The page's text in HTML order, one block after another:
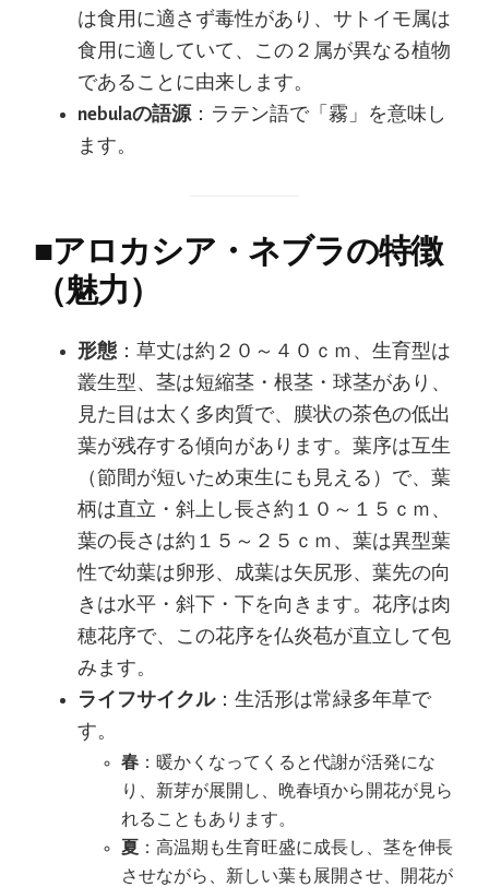
は食用に適さず毒性があり、サトイモ属は
食用に適していて、この２属が異なる植物
であることに由来します。
nebulaの語源：ラテン語で「霧」を意味し
ます。
■アロカシア・ネブラの特徴
（魅力）
形態 ：草丈は約２０～４０ｃｍ、生育型は
叢生型、茎は短縮茎・根茎・球茎があり、
見た目は太く多肉質で、膜状の茶色の低出
葉が残存する傾向があります。葉序は互生
（節間が短いため束生にも見える）で、葉
柄は直立・斜上し長さ約１０～１５ｃｍ、
葉の長さは約１５～２５ｃｍ、葉は異型葉
性で幼葉は卵形、成葉は矢尻形、葉先の向
きは水平・斜下・下を向きます。花序は肉
穂花序で、この花序を仏炎苞が直立して包
みます。
ライフサイクル：生活形は常緑多年草で
す。
春 ：暖かくなってくると代謝が活発にな
り、新芽が展開し、晩春頃から開花が見ら
れることもあります。
夏 ：高温期も生育旺盛に成長し、茎を伸長
させながら、新しい葉も展開させ、開花が